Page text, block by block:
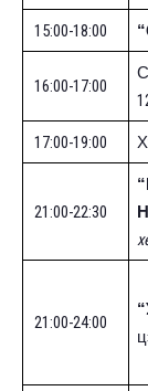
15:00-18:00
16:00-17:00
17:00-19:00
21:00-22:30
21:00-24:00